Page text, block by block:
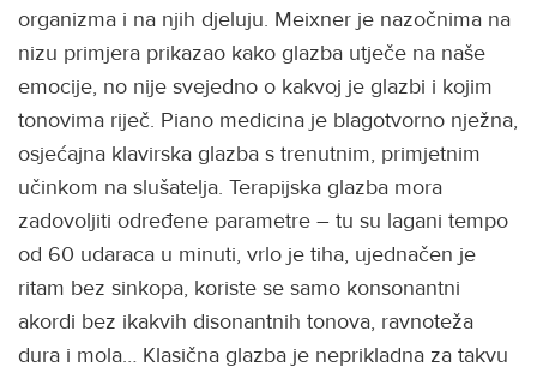
organizma i na njih djeluju. Meixner je nazočnima na
nizu primjera prikazao kako glazba utječe na naše
emocije, no nije svejedno o kakvoj je glazbi i kojim
tonovima riječ. Piano medicina je blagotvorno nježna,
osjećajna klavirska glazba s trenutnim, primjetnim
učinkom na slušatelja. Terapijska glazba mora
zadovoljiti određene parametre – tu su lagani tempo
od 60 udaraca u minuti, vrlo je tiha, ujednačen je
ritam bez sinkopa, koriste se samo konsonantni
akordi bez ikakvih disonantnih tonova, ravnoteža
dura i mola… Klasična glazba je neprikladna za takvu